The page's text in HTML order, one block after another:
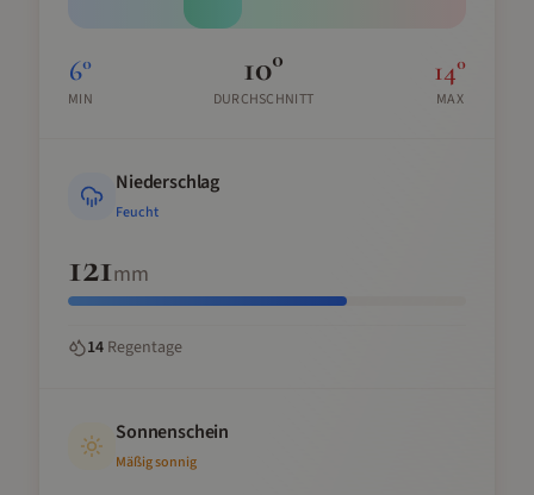
6°
MIN
10°
DURCHSCHNITT
14°
MAX
Niederschlag
Feucht
121mm
14 Regentage
Sonnenschein
Mäßig sonnig